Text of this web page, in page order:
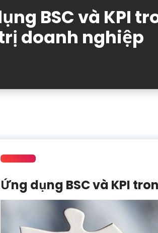
BSC và KPI
doanh nghiệp
Ứng dụng BSC và KPI